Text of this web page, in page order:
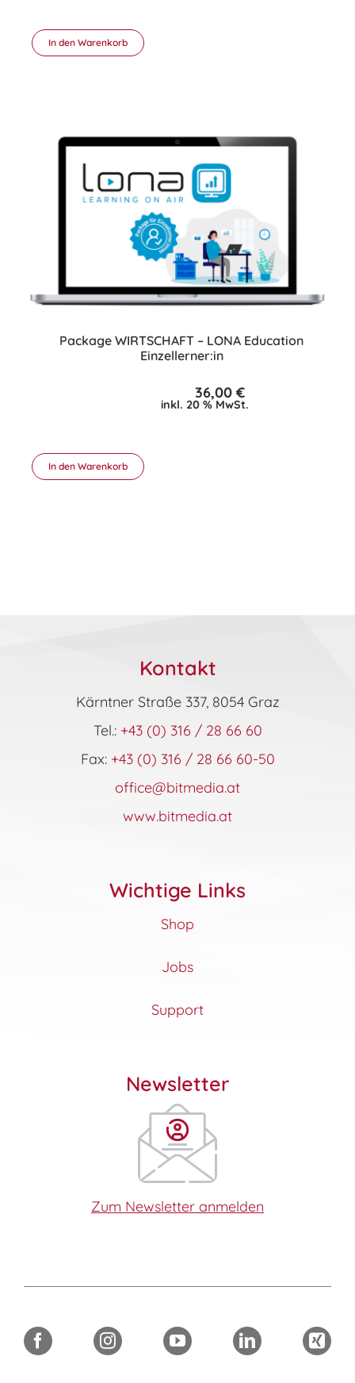
In den Warenkorb
Package WIRTSCHAFT – LONA Education
Einzellerner:in
36,00 €
inkl. 20 % MwSt.
In den Warenkorb
Kontakt
Kärntner Straße 337, 8054 Graz
Tel.: +43 (0) 316 / 28 66 60
Fax: +43 (0) 316 / 28 66 60-50
office@bitmedia.at
www.bitmedia.at
Wichtige Links
Shop
Jobs
Support
Newsletter
Zum Newsletter anmelden